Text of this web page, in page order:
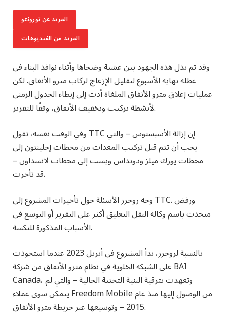
المزيد عن تورونتو
المزيد من الفيديوهات
وقد تم بذل هذه الجهود بين عشية وضحاها وأثناء نوافذ البناء في
عطلة نهاية الأسبوع لتقليل الإزعاج لركاب مترو الأنفاق. لكن
عمليات إغلاق مترو الأنفاق الملغاة أدت إلى إبطاء الجدول الزمني
لأنشطة تركيب وتخفيف الأنفاق، وفقًا للتقرير.
وفي الوقت نفسه، تقول TTC ​​إن إزالة الأسبستوس – والتي
يجب أن تتم قبل تركيب المعدات من محطات إجلينتون إلى
محطات يورك ميلز ودونداس ويست إلى محطات لانسداون –
قد تأخرت.
وجه روجرز الأسئلة حول تأخيرات المشروع إلى TTC. ورفض
متحدث باسم وكالة النقل التعليق أكثر على التقرير أو التوسع في
الأسباب المذكورة للنكسة.
بالنسبة لروجرز، بدأ المشروع في أبريل 2023 عندما استحوذت
على الشبكة الخلوية في نظام مترو الأنفاق من شركة BAI
Canada، وتعهدت بترقية البنية التحتية الحالية – والتي لم
يتمكن سوى عملاء Freedom Mobile من الوصول إليها منذ عام
2015 – وتوسيعها عبر خريطة مترو الأنفاق.